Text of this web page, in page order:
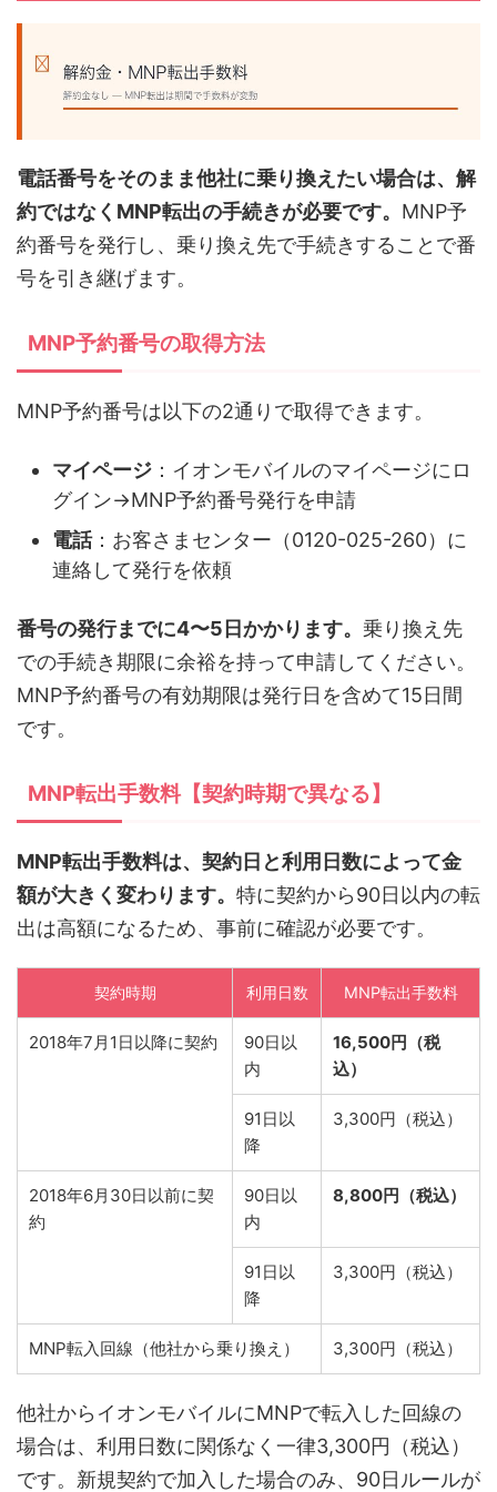
電話番号をそのまま他社に乗り換えたい場合は、解
約ではなくMNP転出の手続きが必要です。 MNP予
約番号を発行し、乗り換え先で手続きすることで番
号を引き継げます。
MNP予約番号の取得方法
MNP予約番号は以下の2通りで取得できます。
マイページ ：イオンモバイルのマイページにロ
グイン→MNP予約番号発行を申請
電話：お客さまセンター（0120-025-260）に
連絡して発行を依頼
番号の発行までに4〜5日かかります。 乗り換え先
での手続き期限に余裕を持って申請してください。
MNP予約番号の有効期限は発行日を含めて15日間
です。
MNP転出手数料【契約時期で異なる】
MNP転出手数料は、契約日と利用日数によって金
額が大きく変わります。 特に契約から90日以内の転
出は高額になるため、事前に確認が必要です。
契約時期 利用日数 MNP転出手数料
2018年7月1日以降に契約
90日以
内
16,500円（税
込）
91日以
降
3,300円（税込）
2018年6月30日以前に契
約
90日以
内
8,800円（税込）
91日以
降
3,300円（税込）
MNP転入回線（他社から乗り換え） 3,300円（税込）
他社からイオンモバイルにMNPで転入した回線の
場合は、利用日数に関係なく一律3,300円（税込）
です。新規契約で加入した場合のみ、90日ルールが